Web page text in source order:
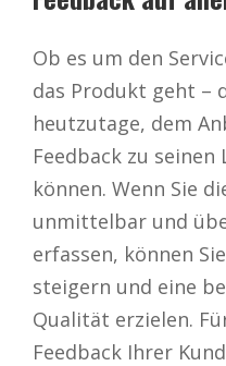
Ob es um den
das Produkt geht –
heutzutage, dem
Feedback zu
können. Wenn Sie
unmittelbar und
erfassen, können
steigern und eine
Qualität erzielen.
Feedback Ihrer